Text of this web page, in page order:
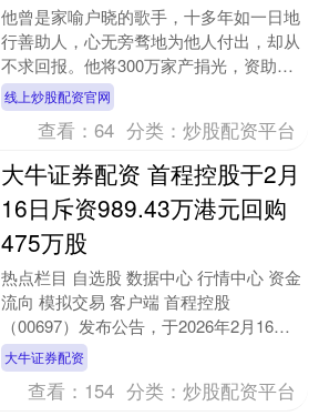
他曾是家喻户晓的歌手，十多年如一日地
行善助人，心无旁骛地为他人付出，却从
不求回报。他将300万家产捐光，资助了
150名失学儿童和残疾孩子，认养了37个
孤儿，却自....
线上炒股配资官网
查看：64 分类：炒股配资平台
大牛证券配资 首程控股于2月
16日斥资989.43万港元回购
475万股
热点栏目 自选股 数据中心 行情中心 资金
流向 模拟交易 客户端 首程控股
（00697）发布公告，于2026年2月16
日，该公司斥资989.43万港元回购475....
大牛证券配资
查看： 154 分类：炒股配资平台